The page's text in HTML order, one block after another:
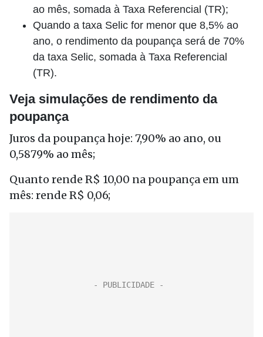
ao mês, somada à Taxa Referencial (TR);
Quando a taxa Selic for menor que 8,5% ao
ano, o rendimento da poupança será de 70%
da taxa Selic, somada à Taxa Referencial
(TR).
Veja simulações de rendimento da
poupança
Juros da poupança hoje: 7,90% ao ano, ou
0,5879% ao mês;
Quanto rende R$ 10,00 na poupança em um
mês: rende R$ 0,06;